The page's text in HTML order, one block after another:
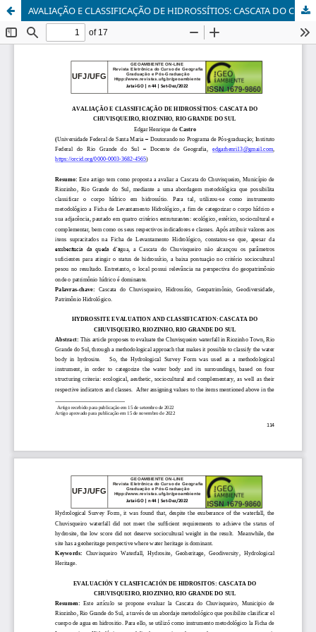
AVALIAÇÃO E CLASSIFICAÇÃO DE HIDROSSÍTIOS: CASCATA DO CHUVISQUEIRO, RIOZINHO, RIO GRANDE DO SUL